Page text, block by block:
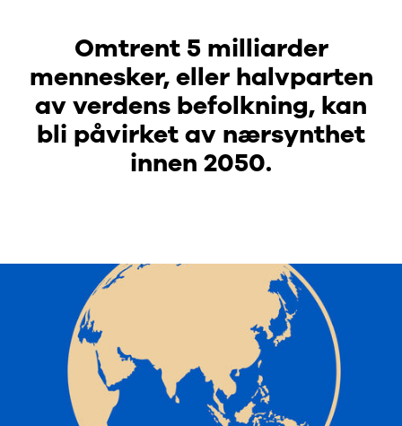
Omtrent 5 milliarder
mennesker, eller halvparten
av verdens befolkning, kan
bli påvirket av nærsynthet
innen 2050.